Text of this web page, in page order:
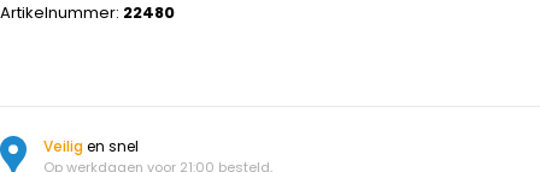
Artikelnummer: 22480
Veiligen snel
Op werkdagen voor 21:00 besteld,